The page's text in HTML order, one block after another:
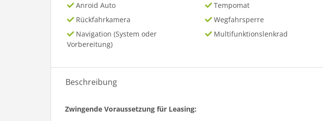
Anroid Auto
Rückfahrkamera
Navigation (System oder
Vorbereitung)
Tempomat
Wegfahrsperre
Multifunktionslenkrad
Beschreibung
Zwingende Voraussetzung für Leasing: